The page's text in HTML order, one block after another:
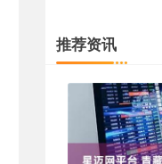
推荐资讯